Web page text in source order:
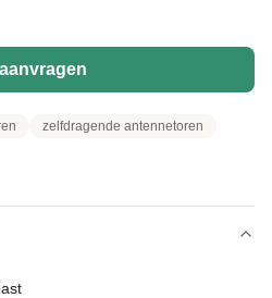
zelfdragende antennetoren